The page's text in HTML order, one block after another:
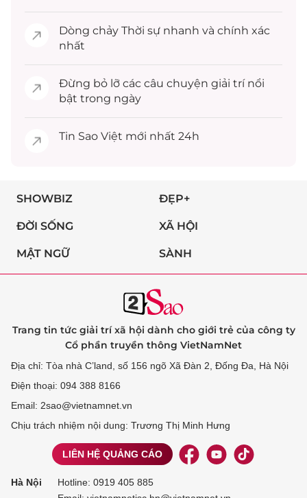
Dòng chảy Thời sự nhanh và chính xác
nhất
Đừng bỏ lỡ các câu chuyện giải trínổi
bật trong ngày
Tin Sao Việt mới nhất 24h
SHOWBIZ ĐẸP+
ĐỜI SỐNG XÃ HỘI
MẬT NGỮ SÀNH
Trang tin tức giải trí xã hội dành cho giới trẻ của công ty
Cổ phần truyền thông VietNamNet
Địa chỉ: Tòa nhà C’land, số 156 ngõ Xã Đàn 2, Đống Đa, Hà Nội
Điện thoại: 094 388 8166
Email: 2sao@vietnamnet.vn
Chịu trách nhiệm nội dung: Trương Thị Minh Hưng
LIÊN HỆ QUẢNG CÁO
Hà Nội Hotline: 0919 405 885